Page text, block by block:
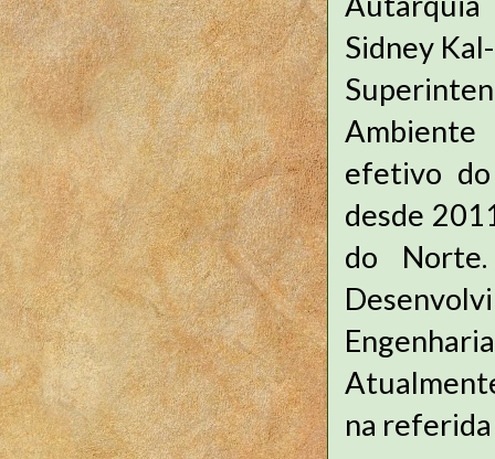
Sidney
efetivo
desde
do
na